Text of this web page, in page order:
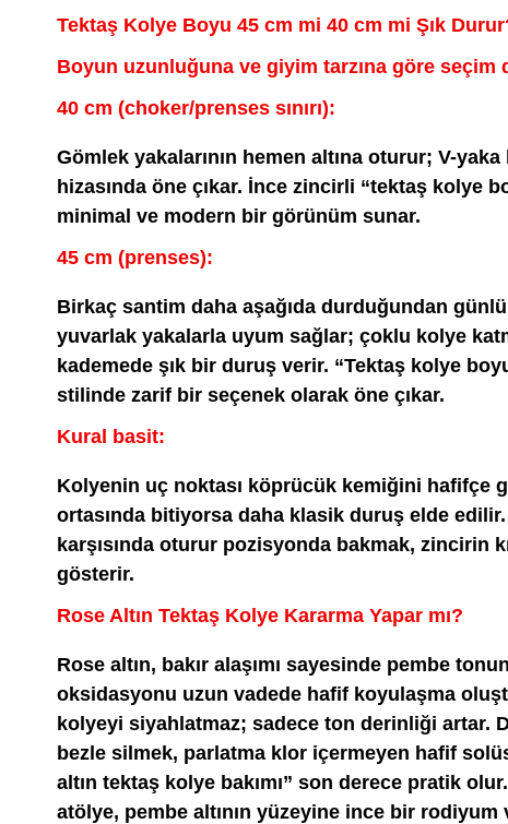
Tektaş Kolye Boyu 45 cm mi 40 cm mi Şık
Boyun uzunluğuna ve giyim tarzına göre seçim
40 cm (choker/prenses sınırı):
Gömlek yakalarının hemen altına oturur; V-
hizasında öne çıkar. İnce zincirli “tektaş kolye
minimal ve modern bir görünüm sunar.
45 cm (prenses):
Birkaç santim daha aşağıda durduğundan
yuvarlak yakalarla uyum sağlar; çoklu kolye
kademede şık bir duruş verir. “Tektaş kolye
stilinde zarif bir seçenek olarak öne çıkar.
Kural basit:
Kolyenin uç noktası köprücük kemiğini hafifçe
ortasında bitiyorsa daha klasik duruş elde
karşısında oturur pozisyonda bakmak, zincirin
gösterir.
Rose Altın Tektaş Kolye Kararma Yapar mı?
Rose altın, bakır alaşımı sayesinde pembe
oksidasyonu uzun vadede hafif koyulaşma
kolyeyi siyahlatmaz; sadece ton derinliği artar.
bezle silmek, parlatma klor içermeyen hafif
altın tektaş kolye bakımı” son derece pratik
atölye, pembe altının yüzeyine ince bir